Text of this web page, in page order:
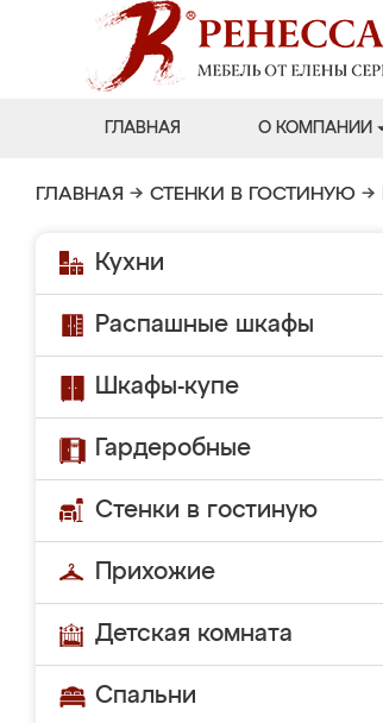
ГЛАВНАЯ О КОМПАНИИ
ГЛАВНАЯ → СТЕНКИ В ГОСТИНУЮ →
Кухни
Распашные шкафы
Шкафы-купе
Гардеробные
Стенки в гостиную
Прихожие
Детская комната
Спальни